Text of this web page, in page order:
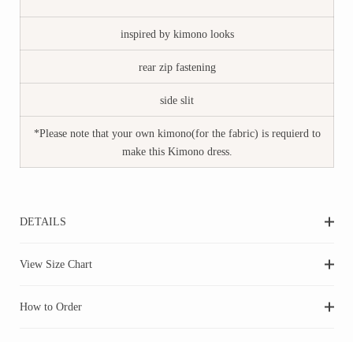
inspired by kimono looks
rear zip fastening
side slit
*Please note that your own kimono(for the fabric) is requierd to
make this Kimono dress.
DETAILS
View Size Chart
How to Order